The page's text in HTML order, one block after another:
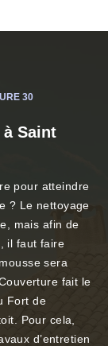
30
Saint
pour atteindre
? Le nettoyage
mais afin de
il faut faire
sera
fait le
Fort de
Pour cela,
d’entretien